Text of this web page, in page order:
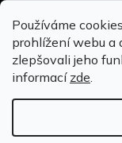
Používáme
prohlížení webu a
zlepšovali jeho
informací zde.